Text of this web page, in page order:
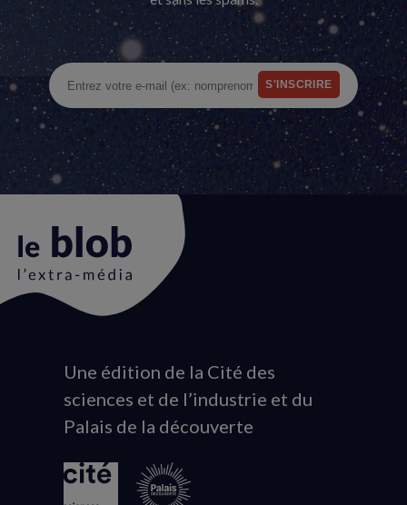
Animation
du
logo
Une édition de la Cité des
sciences et de l’industrie et du
Palais de la découverte